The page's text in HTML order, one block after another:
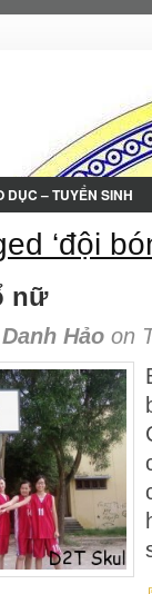
DỤC – TUYỂN SINH
‘đội
nữ
Hảo on